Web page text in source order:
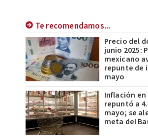
Te recomendamos...
Precio del
junio 2025:
mexicano
repunte de
mayo
Inflación en
repuntó a
mayo; se
meta del